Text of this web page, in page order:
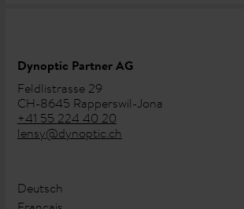
Dynoptic Partner AG
Feldlistrasse 29
CH-8645 Rapperswil-Jona
+41 55 224 40 20
lensy@dynoptic.ch
Deutsch